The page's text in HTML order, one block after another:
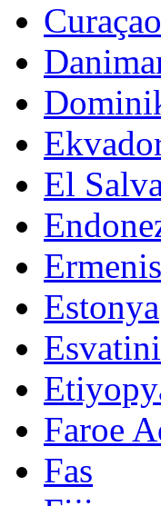
Curaçao
El
Estonya
Esvatini
Faroe
Fas